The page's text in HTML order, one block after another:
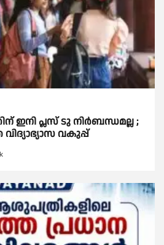
ഇനി പ്ലസ് ടു നിര്‍ബന്ധമല്ല ;
വകുപ്പ്